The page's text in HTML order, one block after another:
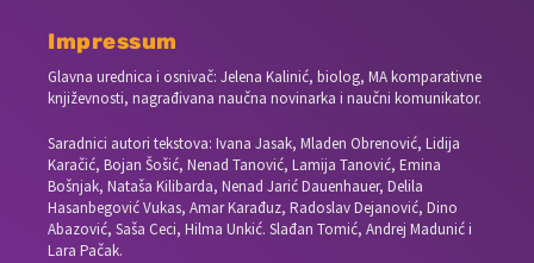
Impressum
Glavna urednica i osnivač: Jelena Kalinić, biolog, MA komparativne
književnosti, nagrađivana naučna novinarka i naučni komunikator.
Saradnici autori tekstova: Ivana Jasak, Mladen Obrenović, Lidija
Karačić, Bojan Šošić, Nenad Tanović, Lamija Tanović, Emina
Bošnjak, Nataša Kilibarda, Nenad Jarić Dauenhauer, Delila
Hasanbegović Vukas, Amar Karađuz, Radoslav Dejanović, Dino
Abazović, Saša Ceci, Hilma Unkić. Slađan Tomić, Andrej Madunić i
Lara Pačak.